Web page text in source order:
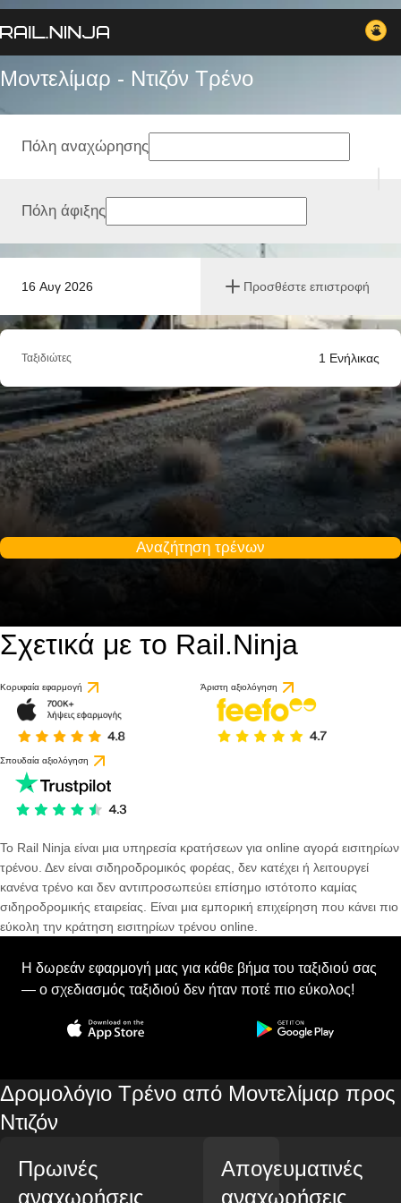
Μοντελίμαρ - Ντιζόν Tρένο
16 Αυγ 2026 Προσθέστε επιστροφή
Πόλη αναχώρησης
Πόλη άφιξης
Ταξιδιώτες 1 Ενήλικας
Αναζήτηση τρένων
Σχετικά με το Rail.Ninja
Κορυφαία εφαρμογή Άριστη αξιολόγηση
Σπουδαία αξιολόγηση
Το Rail Ninja είναι μια υπηρεσία κρατήσεων για online αγορά εισιτηρίων
τρένου. Δεν είναι σιδηροδρομικός φορέας, δεν κατέχει ή λειτουργεί
κανένα τρένο και δεν αντιπροσωπεύει επίσημο ιστότοπο καμίας
σιδηροδρομικής εταιρείας. Είναι μια εμπορική επιχείρηση που κάνει πιο
εύκολη την κράτηση εισιτηρίων τρένου online.
Η δωρεάν εφαρμογή μας για κάθε βήμα του ταξιδιού σας
— ο σχεδιασμός ταξιδιού δεν ήταν ποτέ πιο εύκολος!
Δρομολόγιο Τρένο από Μοντελίμαρ προς
Ντιζόν
Πρωινές
αναχωρήσεις
Απογευματινές
αναχωρήσεις